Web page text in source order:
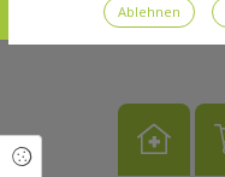
Cookie Einstellungen
Ablehnen